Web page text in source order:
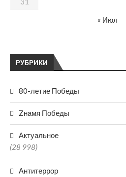
РУБРИКИ
80-летие Победы
Zнамя Победы
Актуальное
(28 998)
Антитеррор
« Июл